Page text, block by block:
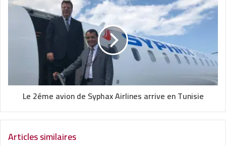
Le 2éme avion de Syphax Airlines arrive en Tunisie
Articles similaires